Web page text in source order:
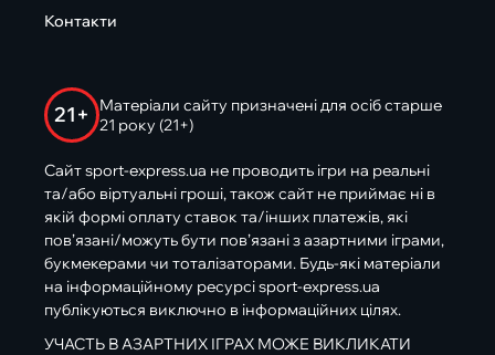
Контакти
21+
Матеріали сайту призначені для осіб старше
21 року (21+)
Сайт sport-express.ua не проводить ігри на реальні
та/або віртуальні гроші, також сайт не приймає ні в
якій формі оплату ставок та/інших платежів, які
пов’язані/можуть бути пов’язані з азартними іграми,
букмекерами чи тоталізаторами. Будь-які матеріали
на інформаційному ресурсі sport-express.ua
публікуються виключно в інформаційних цілях.
УЧАСТЬ В АЗАРТНИХ ІГРАХ МОЖЕ ВИКЛИКАТИ